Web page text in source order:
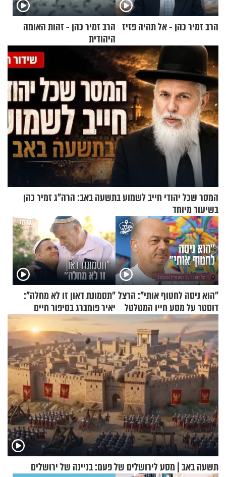
הרב זמיר כהן - אל תהיה פזיז הרב זמיר כהן - זהות האומה
היהודית
המסר שכל יהודי חייב לשמוע בתשעה באב: הרה"ג זמיר כהן
בשיעור מיוחד
"הוא ניסה לחטוף אותי": הרצל
דוסטר על מסע חייו המטלטל
"תסמונת דאון זו לא מחלה":
יאיר פומברג בסיפור חיים
מעורר השראה
תשעה באב | מסע לירושלים של פעם: בניינה של ירושלים